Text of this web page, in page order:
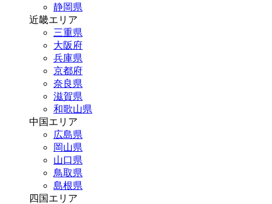
静岡県
近畿エリア
三重県
大阪府
兵庫県
京都府
奈良県
滋賀県
和歌山県
中国エリア
広島県
岡山県
山口県
鳥取県
島根県
四国エリア